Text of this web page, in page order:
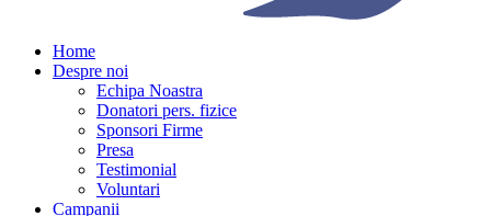
Home
Despre noi
Echipa Noastra
Donatori pers. fizice
Sponsori Firme
Presa
Testimonial
Voluntari
Campanii